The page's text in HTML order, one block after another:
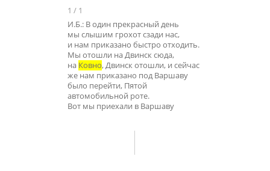
1 / 1
И.Б.: В один прекрасный день
мы слышим грохот сзади нас,
и нам приказано быстро отходить.
Мы отошли на Двинск сюда,
на Ковно, Двинск отошли, и сейчас
же нам приказано под Варшаву
было перейти, Пятой
автомобильной роте.
Вот мы приехали в Варшаву